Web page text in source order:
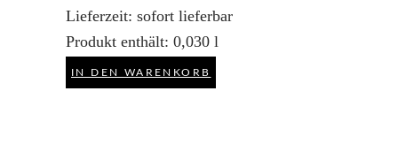
Lieferzeit: sofort lieferbar
Produkt enthält: 0,030 l
IN DEN WARENKORB